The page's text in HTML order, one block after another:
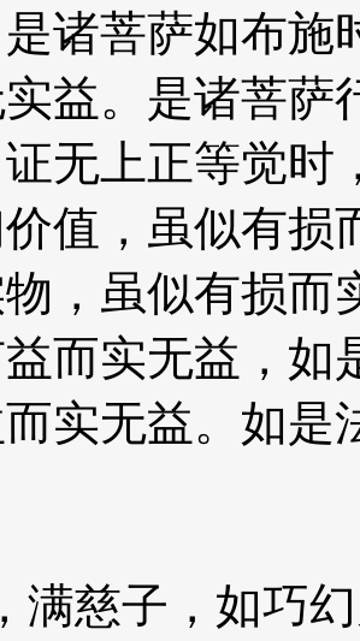
诸菩萨如布施
益。是诸菩萨
无上正等觉时
值，虽似有损
，虽似有损而
而实无益，如
实无益。如是
满慈子，如巧